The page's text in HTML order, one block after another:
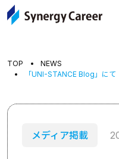
TOP
NEWS
「UNI-STANCE Blog」にて「就
メディア掲載